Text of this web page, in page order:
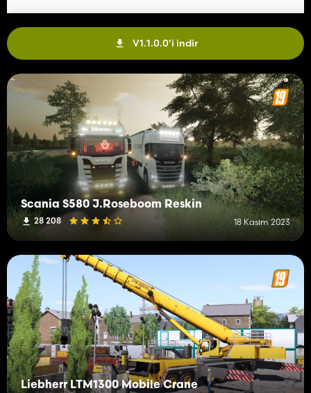
V1.1.0.0'i indir
Scania S580 J.Roseboom Reskin
28 208 18 Kasım 2023
Liebherr LTM1300 Mobile Crane